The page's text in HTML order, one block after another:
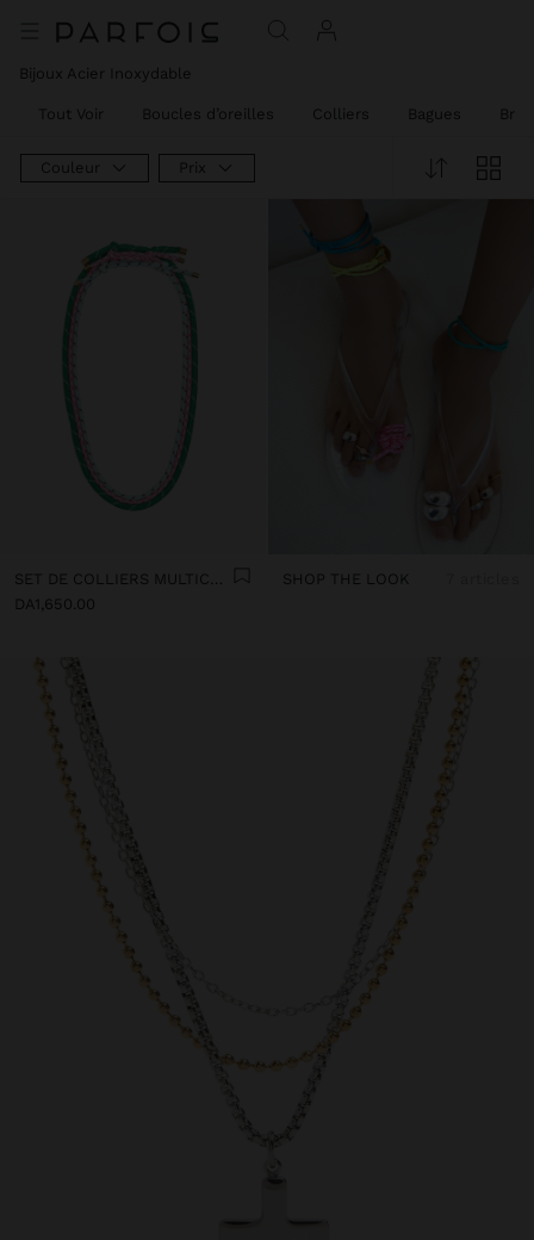
Bijoux Acier Inoxydable
Tout Voir Boucles d’oreilles Colliers Bagues
Couleur Prix
SET DE COLLIERS MULTICOLORES AVEC CORDON
DA1,650.00
SHOP THE LOOK